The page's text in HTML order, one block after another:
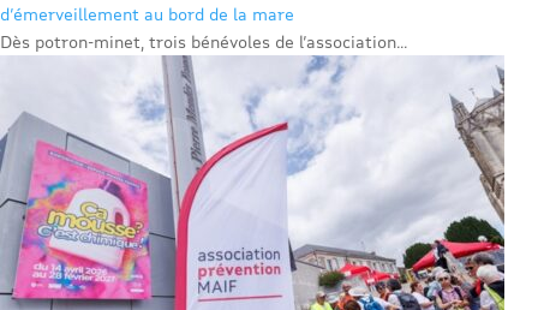
d’émerveillement au bord de la mare
Dès potron-minet, trois bénévoles de l’association...